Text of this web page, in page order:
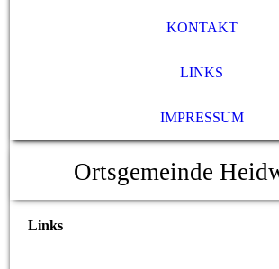
KONTAKT
LINKS
IMPRESSUM
Ortsgemeinde
Links